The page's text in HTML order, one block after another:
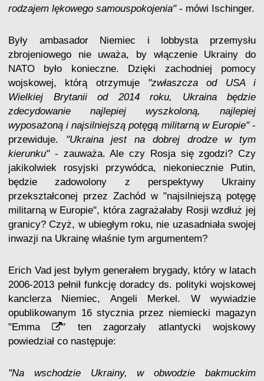
rodzajem lękowego samouspokojenia"- mówi Ischinger.
Były ambasador Niemiec i lobbysta przemysłu
zbrojeniowego nie uważa, by włączenie Ukrainy do
NATO było konieczne. Dzięki zachodniej pomocy
wojskowej, którą otrzymuje "zwłaszcza od USA i
Wielkiej Brytanii od 2014 roku, Ukraina będzie
zdecydowanie najlepiej wyszkoloną, najlepiej
wyposażoną i najsilniejszą potęgą militarną w Europie"-
przewiduje. "Ukraina jest na dobrej drodze w tym
kierunku"- zauważa. Ale czy Rosja się zgodzi? Czy
jakikolwiek rosyjski przywódca, niekoniecznie Putin,
będzie zadowolony z perspektywy Ukrainy
przekształconej przez Zachód w "najsilniejszą potęgę
militarną w Europie", która zagrażałaby Rosji wzdłuż jej
granicy? Czyż, w ubiegłym roku, nie uzasadniała swojej
inwazji na Ukrainę właśnie tym argumentem?
Erich Vad jest byłym generałem brygady, który w latach
2006-2013 pełnił funkcję doradcy ds. polityki wojskowej
kanclerza Niemiec, Angeli Merkel. W wywiadzie
opublikowanym 16 stycznia przez niemiecki magazyn
"Emma
" ten zagorzały atlantycki wojskowy
powiedział co następuje:
"Na wschodzie Ukrainy, w obwodzie bakmuckim